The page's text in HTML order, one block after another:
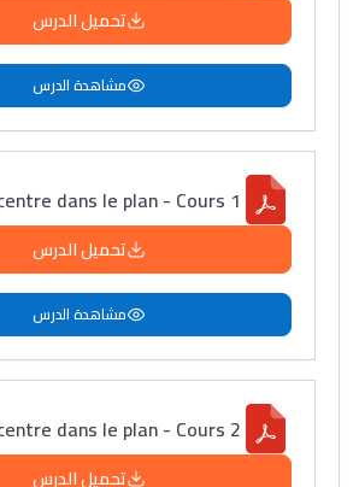
تحميل الدرس
مشاهدة الدرس
dans le plan - Cours 1
تحميل الدرس
مشاهدة الدرس
dans le plan - Cours 2
تحميل الدرس